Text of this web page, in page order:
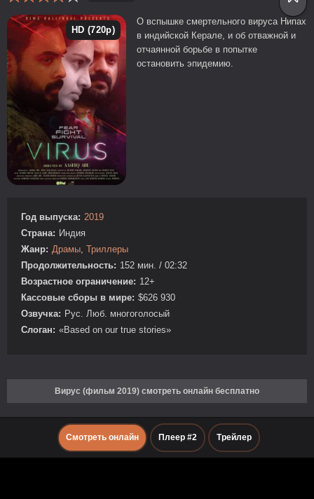
HD (720p)
О вспышке смертельного вируса Нипах
в индийской Керале, и об отважной и
отчаянной борьбе в попытке
остановить эпидемию.
Год выпуска: 2019
Страна: Индия
Жанр: Драмы Триллеры
Продолжительность: 152 мин. / 02:32
Возрастное ограничение: 12+
Кассовые сборы в мире: $626 930
Озвучка: Рус. Люб. многоголосый
Слоган: «Based on our true stories»
Вирус (фильм 2019) смотреть онлайн бесплатно
Смотреть онлайн Плеер #2 Трейлер